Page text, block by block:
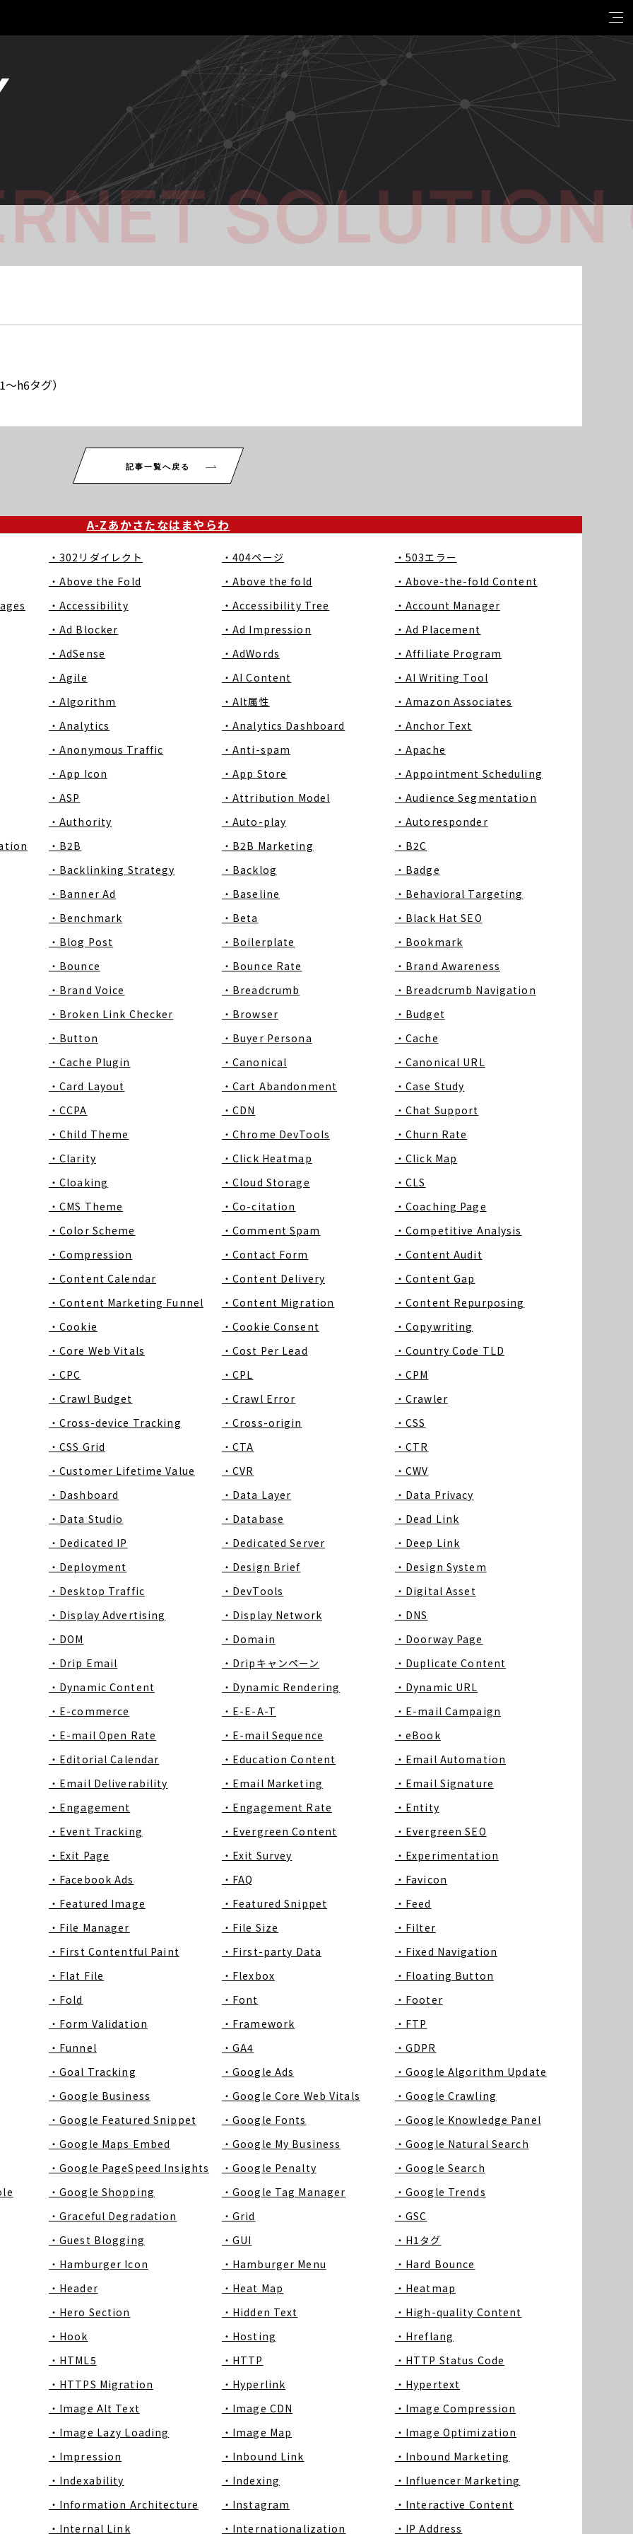
SOLUTION
h6タグ）
記事一覧へ戻る
A-Zあかさたなは まや らわ
・302リダイレクト ・404ページ
・503エラー
・Above the Fold
・Above the fold
・Above-the-fold Content
・Accessibility ・Accessibility Tree
・Account Manager
・Ad Blocker
・Ad Impression
・Ad Placement
・AdSense
・AdWords
・Affiliate Program
・Agile
・AI Content
・AI Writing Tool
・Algorithm
・Alt属性
・Amazon Associates
・Analytics
・Analytics Dashboard
・Anchor Text
・Anonymous Traffic
・Anti-spam
・Apache
・App Icon
・App Store
・Appointment Scheduling
・ASP
・Attribution Model
・Audience Segmentation
・Authority
・Auto-play
・Autoresponder
・B2B ・B2B Marketing
・B2C
・Backlinking Strategy
・Backlog
・Badge
・Banner Ad
・Baseline
・Behavioral Targeting
・Benchmark
・Beta
・Black Hat SEO
・Blog Post
・Boilerplate
・Bookmark
・Bounce
・Bounce Rate
・Brand Awareness
・Brand Voice
・Breadcrumb
・Breadcrumb Navigation
・Broken Link Checker
・Browser
・Budget
・Button
・Buyer Persona
・Cache
・Cache Plugin
・Canonical
・Canonical URL
・Card Layout
・Cart Abandonment
・Case Study
・CCPA
・CDN
・Chat Support
・Child Theme
・Chrome DevTools
・Churn Rate
・Clarity
・Click Heatmap
・Click Map
・Cloaking
・Cloud Storage
・CLS
・CMS Theme
・Co-citation
・Coaching Page
・Color Scheme
・Comment Spam
・Competitive Analysis
・Compression
・Contact Form
・Content Audit
・Content Calendar
・Content Delivery
・Content Gap
・Content Marketing Funnel
・Content Migration
・Content Repurposing
・Cookie
・Cookie Consent
・Copywriting
・Core Web Vitals
・Cost Per Lead
・Country Code TLD
・CPC
・CPL
・CPM
・Crawl Budget
・Crawl Error
・Crawler
・Cross-device Tracking
・Cross-origin
・CSS
・CSS Grid
・CTA
・CTR
・Customer Lifetime Value
・CVR
・CWV
・Dashboard
・Data Layer
・Data Privacy
・Data Studio
・Database
・Dead Link
・Dedicated IP
・Dedicated Server
・Deep Link
・Deployment
・Design Brief
・Design System
・Desktop Traffic
・DevTools
・Digital Asset
・Display Advertising
・Display Network
・DNS
・DOM
・Domain
・Doorway Page
・Drip Email
・Dripキャンペーン
・Duplicate Content
・Dynamic Content
・Dynamic Rendering
・Dynamic URL
・E-commerce
・E-E-A-T
・E-mail Campaign
・E-mail Open Rate
・E-mail Sequence
・eBook
・Editorial Calendar
・Education Content
・Email Automation
・Email Deliverability
・Email Marketing
・Email Signature
・Engagement
・Engagement Rate
・Entity
・Event Tracking
・Evergreen Content
・Evergreen SEO
・Exit Page
・Exit Survey
・Experimentation
・Facebook Ads
・FAQ
・Favicon
・Featured Image
・Featured Snippet
・Feed
・File Manager
・File Size
・Filter
・First Contentful Paint
・First-party Data
・Fixed Navigation
・Flat File
・Flexbox
・Floating Button
・Fold
・Font
・Footer
・Form Validation
・Framework
・FTP
・Funnel
・GA4
・GDPR
・Goal Tracking
・Google Ads
・Google Algorithm Update
・Google Business
・Google Core Web Vitals
・Google Crawling
・Google Featured Snippet
・Google Fonts
・Google Knowledge Panel
・Google Maps Embed
・Google My Business
・Google Natural Search
・Google PageSpeed Insights
・Google Penalty
・Google Search
・Google Shopping ・Google Tag Manager
・Google Trends
・Graceful Degradation
・Grid
・GSC
・Guest Blogging
・GUI
・H1タグ
・Hamburger Icon
・Hamburger Menu
・Hard Bounce
・Header
・Heat Map
・Heatmap
・Hero Section
・Hidden Text
・High-quality Content
・Hook
・Hosting
・Hreflang
・HTML5
・HTTP
・HTTP Status Code
・HTTPS Migration
・Hyperlink
・Hypertext
・Image Alt Text
・Image CDN
・Image Compression
・Image Lazy Loading
・Image Map
・Image Optimization
・Impression
・Inbound Link
・Inbound Marketing
・Indexability
・Indexing
・Influencer Marketing
・Information Architecture
・Instagram
・Interactive Content
・Internal Link
・Internationalization ・IP Address